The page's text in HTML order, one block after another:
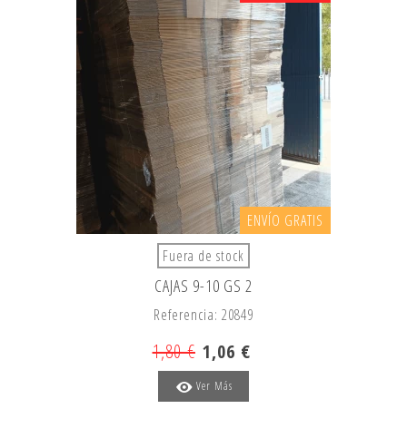
ENVÍO GRATIS
Fuera de stock
CAJAS 9-10 GS 2
Referencia: 20849
1,80 € 1,06 €
Ver Más